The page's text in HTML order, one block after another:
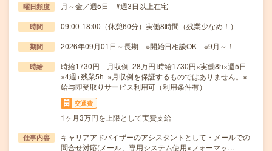
曜日頻度 月～金／週5日 #週3日以上在宅
時間 09:00-18:00（休憩60分）実働8時間（残業少なめ！）
期間 2026年09月01日～長期 ※開始日相談OK ※9月～！
時給
時給1730円 月収例 28万円 時給1730円×実働8h×週5日
×4週+残業5h ※月収例を保証するものではありません。※
給与即受取りサービス利用可（利用条件有）
交通費
1ヶ月3万円を上限として実費支給
仕事内容
キャリアアドバイザーのアシスタントとして・メールでの
問合せ対応(メール、専用システム使用※フォーマッ…